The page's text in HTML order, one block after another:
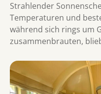
Strahlender
Temperaturen und
während sich rings um
zusammenbrauten,